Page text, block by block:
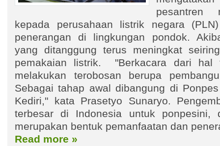
pesantren
kepada perusahaan listrik negara
penerangan di lingkungan pondok.
yang ditanggung terus meningkat
pemakaian listrik. "Berkacara dari hal
melakukan terobosan berupa
Sebagai tahap awal dibangung di
Kediri," kata Prasetyo Sunaryo.
terbesar di Indonesia untuk ponpesini,
merupakan bentuk pemanfaatan dan
Read more »